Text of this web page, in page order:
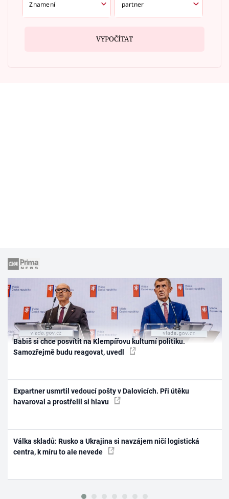
VYPOČÍTAT
Babiš si chce posvítit na Klempířovu kulturní politiku.
Samozřejmě budu reagovat, uvedl
Expartner usmrtil vedoucí pošty v Dalovicích. Při útěku
havaroval a prostřelil si hlavu
Válka skladů: Rusko a Ukrajina si navzájem ničí logistická
centra, k míru to ale nevede